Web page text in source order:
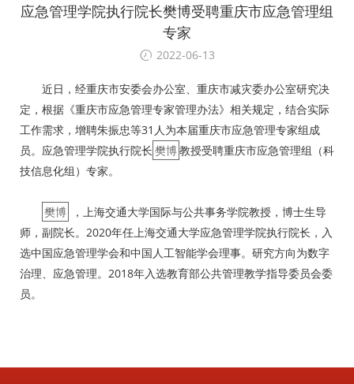
应急管理学院执行院长樊博受聘重庆市应急管理组
专家
2022-06-13
近日，经重庆市安委会办公室、重庆市减灾委办公室研究决
定，根据《重庆市应急管理专家管理办法》相关规定，结合实际
工作需求，增聘朱振忠等31人为本届重庆市应急管理专家组成
员。应急管理学院执行院长 樊博教授受聘重庆市应急管理组（科
技信息化组）专家。
樊博
，上海交通大学国际与公共事务学院教授，博士生导
师，副院长。2020年任上海交通大学应急管理学院执行院长，入
选中国应急管理学会和中国人工智能学会理事。研究方向为数字
治理、应急管理。2018年入选教育部公共管理教学指导委员会委
员。